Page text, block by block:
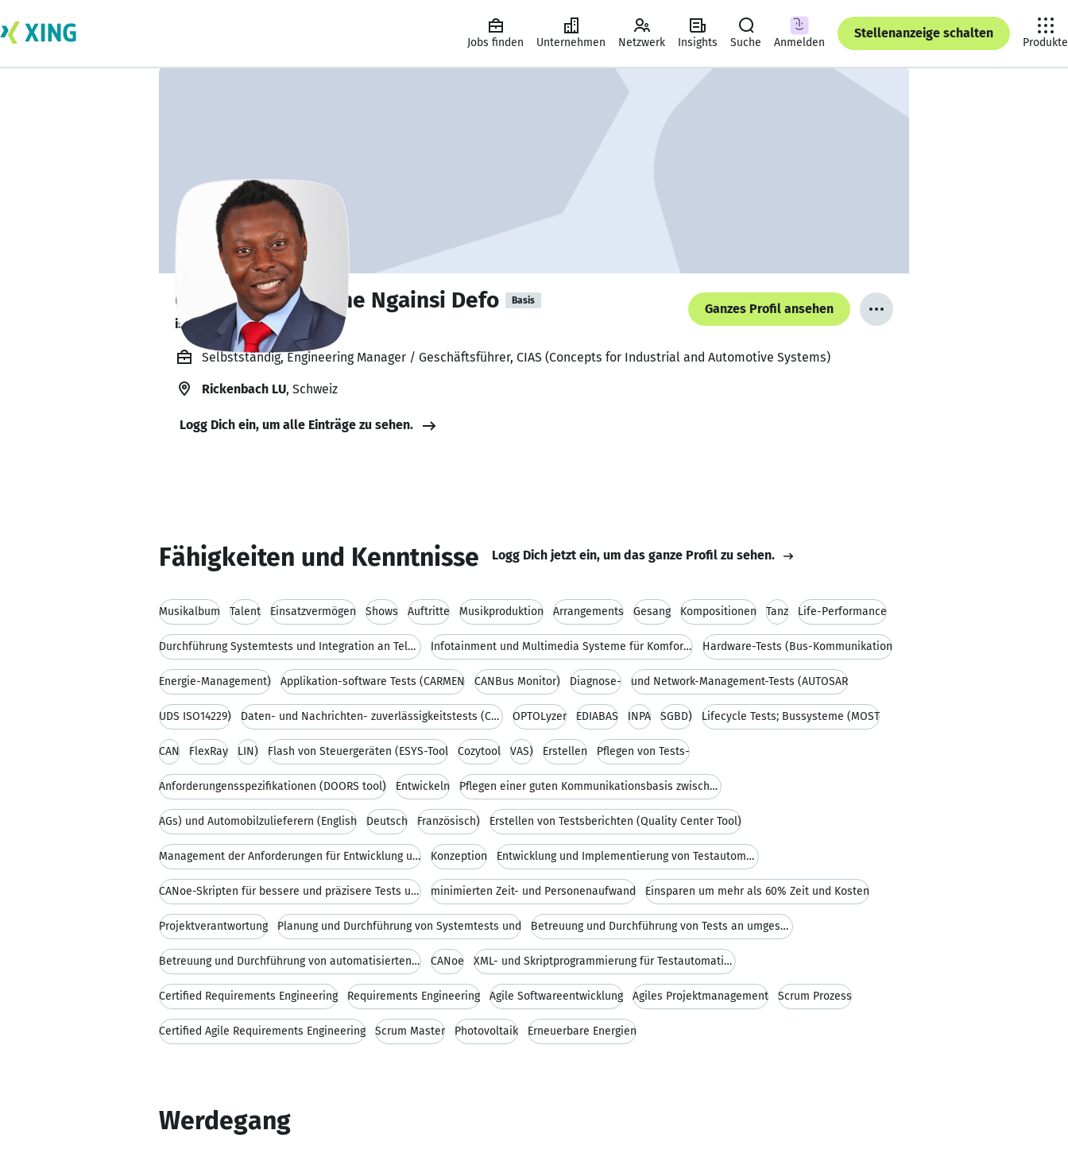
Jobs finden Unternehmen Netzwerk Insights Suche Anmelden
Stellenanzeige schalten
Produkte
Gilles Demosthene Ngainsi Defo Basis
ist nur teilweise verfügbar.
Ganzes Profil ansehen
Selbstständig, Engineering Manager / Geschäftsführer, CIAS (Concepts for Industrial and Automotive Systems)
Rickenbach LU, Schweiz
Logg Dich ein, um alle Einträge zu sehen.
Fähigkeiten und Kenntnisse Logg Dich jetzt ein, um das ganze Profil zu sehen.
Musikalbum Talent Einsatzvermögen Shows Auftritte Musikproduktion Arrangements Gesang Kompositionen Tanz Life-Performance
Durchführung Systemtests und Integration an Telema Infotainment und Multimedia Systeme für Komfort- u Hardware-Tests (Bus-Kommunikation
Energie-Management) Applikation-software Tests (CARMEN CANBus Monitor) Diagnose- und Network-Management-Tests (AUTOSAR
UDS ISO14229) Daten- und Nachrichten- zuverlässigkeitstests (CAN OPTOLyzer EDIABAS INPA SGBD) Lifecycle Tests; Bussysteme (MOST
CAN FlexRay LIN) Flash von Steuergeräten (ESYS-Tool Cozytool VAS) Erstellen Pflegen von Tests-
Anforderungensspezifikationen (DOORS tool) Entwickeln Pflegen einer guten Kommunikationsbasis zwischen F
AGs) und Automobilzulieferern (English Deutsch Französisch) Erstellen von Testsberichten (Quality Center Tool)
Management der Anforderungen für Entwicklung und T Konzeption Entwicklung und Implementierung von Testautomati
CANoe-Skripten für bessere und präzisere Tests und minimierten Zeit- und Personenaufwand Einsparen um mehr als 60% Zeit und Kosten
Projektverantwortung Planung und Durchführung von Systemtests und Betreuung und Durchführung von Tests an umgesetzte
Betreuung und Durchführung von automatisierten Tes CANoe XML- und Skriptprogrammierung für Testautomatisier
Certified Requirements Engineering Requirements Engineering Agile Softwareentwicklung Agiles Projektmanagement Scrum Prozess
Certified Agile Requirements Engineering Scrum Master Photovoltaik Erneuerbare Energien
Werdegang